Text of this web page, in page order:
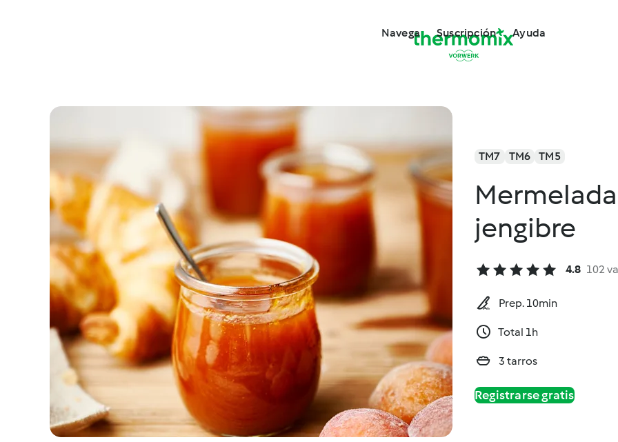
Navega Suscripción Ayuda
TM7 TM6 TM5
jengibre
4.8 102
Prep. 10min
Total 1h
3 tarros
Registrarse gratis